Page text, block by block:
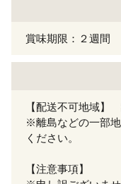
賞味期限：２週間
【配送不可地域】
※離島などの一部
ください。
【注意事項】